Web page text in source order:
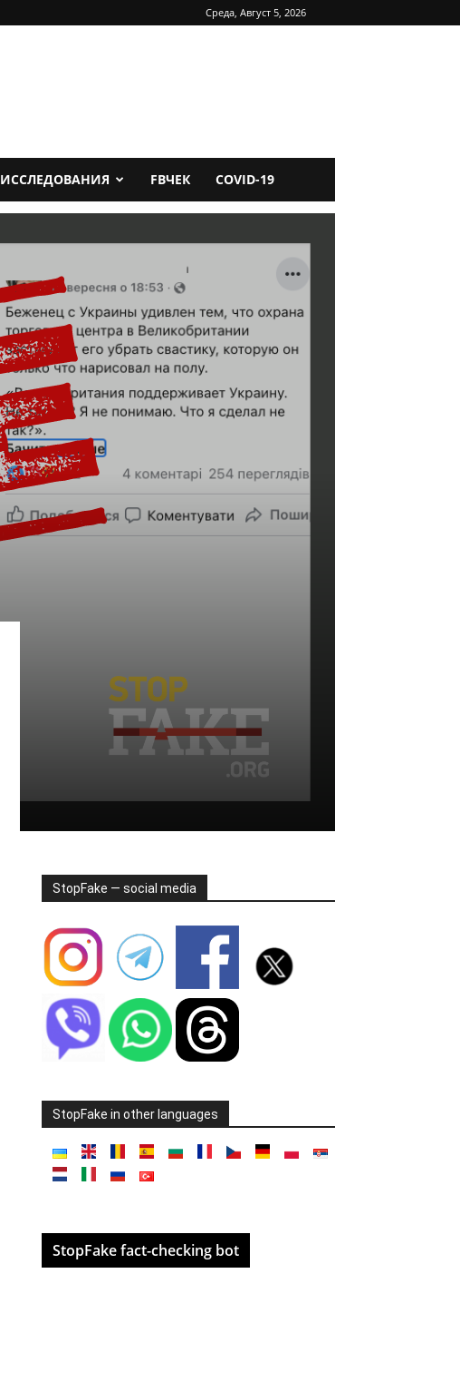
Среда, Август 5, 2026
ИССЛЕДОВАНИЯ FBЧЕК COVID-19
StopFake — social media
StopFake in other languages
StopFake fact-checking bot